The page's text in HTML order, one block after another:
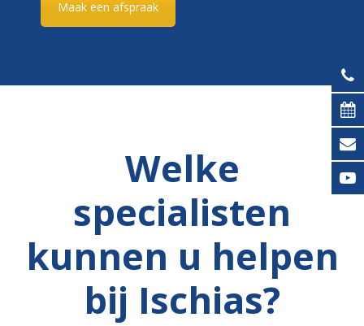
Maak een afspraak
Welke
specialisten
kunnen u helpen
bij Ischias?